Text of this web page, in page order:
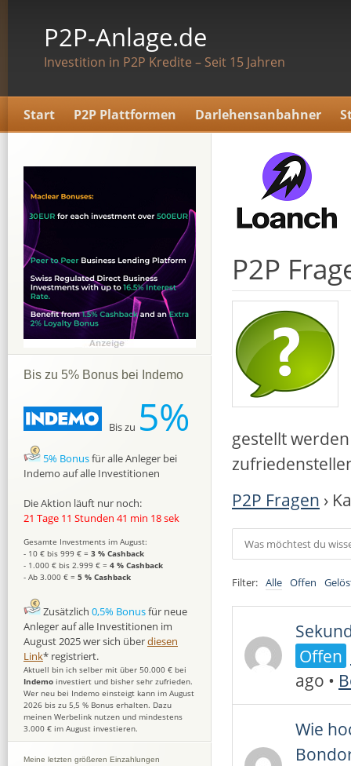
P2P-Anlage.de
Investition in P2P Kredite – Seit 15 Jahren
Start P2P Plattformen Darlehensanbahner
P2P
gestellt
P2P Fragen ›
Filter: Alle Offen
Offen
ago •
Wie
Bis zu 5% Bonus bei Indemo
Bis zu 5%
5% Bonusfür alle Anleger bei
Indemo auf alle Investitionen
Die Aktion läuft nur noch:
21 Tage 11 Stunden 41 min 17 sek
Gesamte Investments im August:
- 10 € bis 999 € = 3 % Cashback
- 1.000 € bis 2.999 € = 4 % Cashback
- Ab 3.000 € = 5 % Cashback
Zusätzlich 0,5% Bonusfür neue
Anleger auf alle Investitionen im
August 2025 wer sich überdiesen
Link* registriert.
Aktuell bin ich selber mit über 50.000 € bei
Indemo investiert und bisher sehr zufrieden.
Wer neu bei Indemo einsteigt kann im August
2026 bis zu 5,5 % Bonus erhalten. Dazu
meinen Werbelink nutzen und mindestens
3.000 € im August investieren.
Meine letzten größeren Einzahlungen